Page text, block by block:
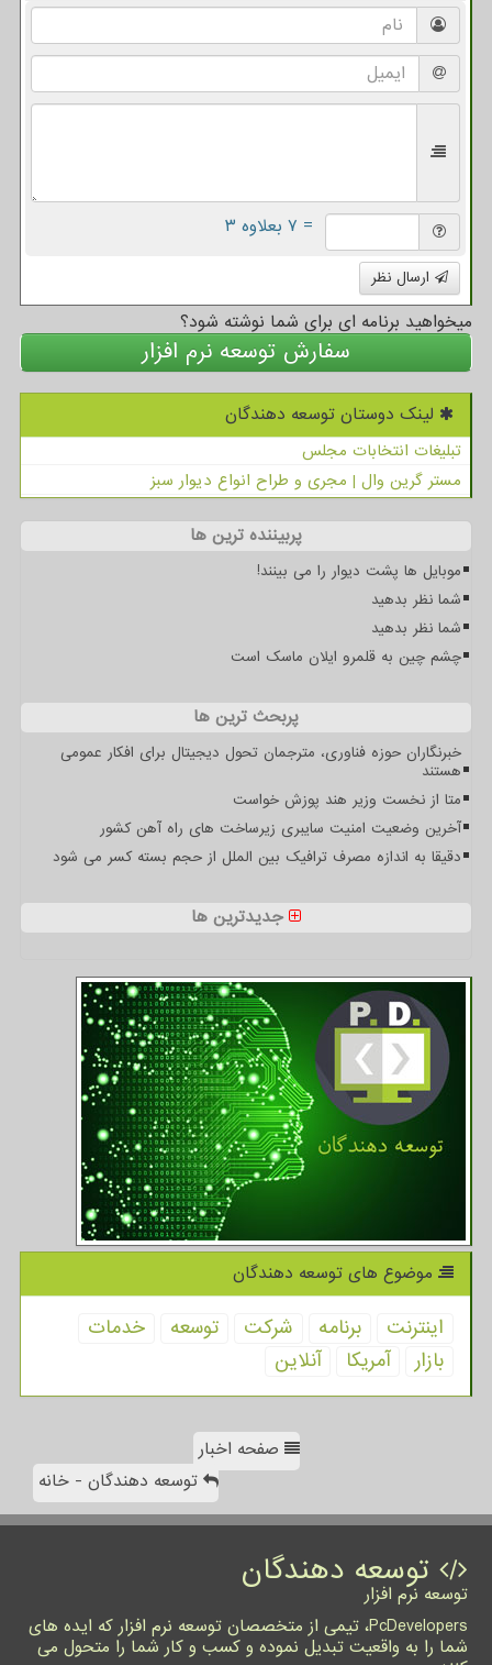
= ۷ بعلاوه ۳
ارسال نظر
میخواهید برنامه ای برای شما نوشته شود؟
سفارش توسعه نرم افزار
لینک دوستان توسعه دهندگان
تبلیغات انتخابات مجلس
مستر گرین وال | مجری و طراح انواع دیوار سبز
پربیننده ترین ها
موبایل ها پشت دیوار را می بینند!
شما نظر بدهید
شما نظر بدهید
چشم چین به قلمرو ایلان ماسک است
پربحث ترین ها
خبرنگاران حوزه فناوری، مترجمان تحول دیجیتال برای افکار عمومی
هستند
متا از نخست وزیر هند پوزش خواست
آخرین وضعیت امنیت سایبری زیرساخت های راه آهن کشور
دقیقا به اندازه مصرف ترافیک بین الملل از حجم بسته کسر می شود
جدیدترین ها
موضوع های توسعه دهندگان
اینترنت برنامه شركت توسعه
خدمات
بازار
آمریكا آنلاین
صفحه اخبار
توسعه دهندگان - خانه
توسعه دهندگان
توسعه نرم افزار
PcDevelopers، تیمی از متخصصان توسعه نرم افزار که ایده های
شما را به واقعیت تبدیل نموده و کسب و کار شما را متحول می